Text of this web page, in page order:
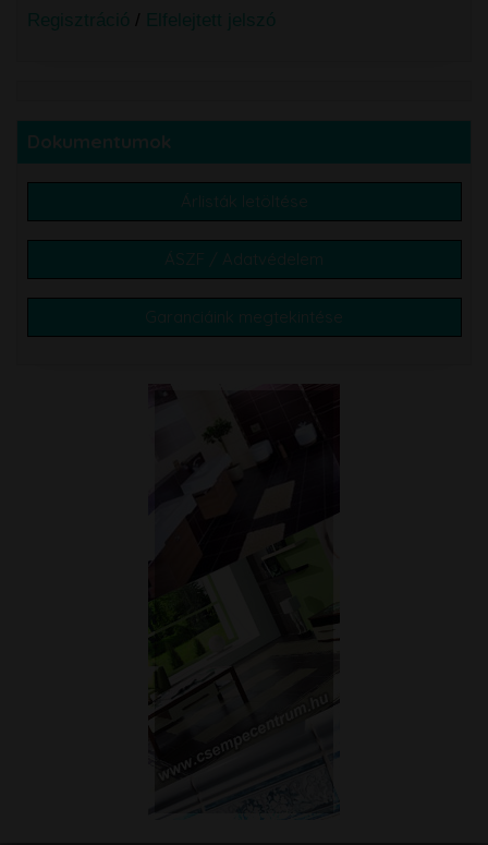
Regisztráció / Elfelejtett jelszó
Dokumentumok
Árlisták letöltése
ÁSZF / Adatvédelem
Garanciáink megtekintése